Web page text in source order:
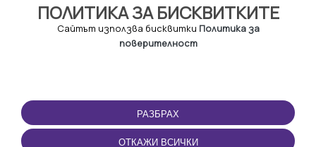
ПОЛИТИКА ЗА БИСКВИТКИТЕ
Сайтът използва бисквитки Политика за
поверителност
РАЗБРАХ
ОТКАЖИ ВСИЧКИ
ПОЛЗВАНЕ
Правила и условия за
ползване
ПРИЛОЖЕНИЕТО